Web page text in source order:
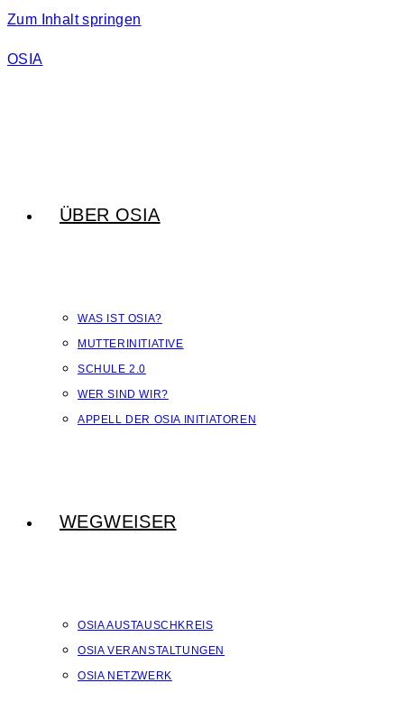
Zum Inhalt springen
OSIA
ÜBER OSIA
WAS IST OSIA?
MUTTERINITIATIVE
SCHULE 2.0
WER SIND WIR?
APPELL DER OSIA INITIATOREN
WEGWEISER
OSIA AUSTAUSCHKREIS
OSIA VERANSTALTUNGEN
OSIA NETZWERK